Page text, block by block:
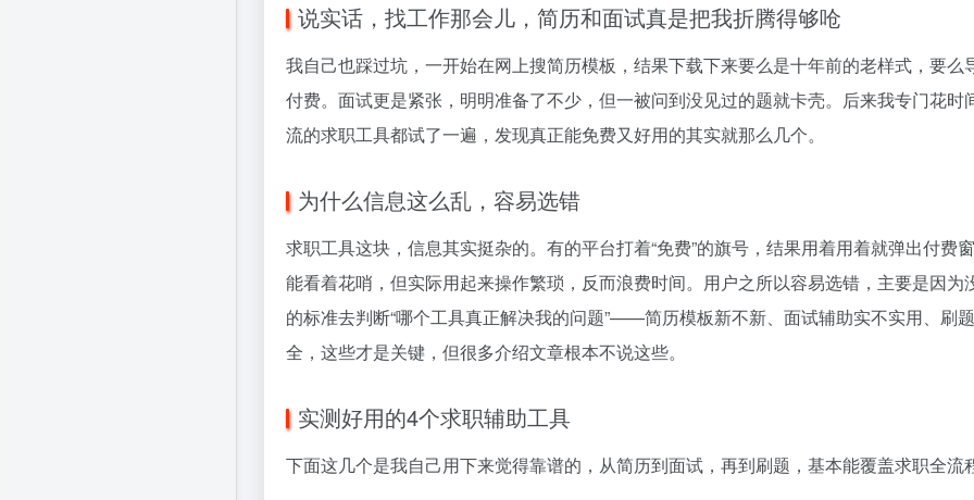
说实话，找工作那会儿，简历和面试真是把我折腾得够呛
我自己也踩过坑，一开始在网上搜简历模板，结果下载下来要么是十年前的老样式，要么
付费。面试更是紧张，明明准备了不少，但一被问到没见过的题就卡壳。后来我专门花时
流的求职工具都试了一遍，发现真正能免费又好用的其实就那么几个。
为什么信息这么乱，容易选错
求职工具这块，信息其实挺杂的。有的平台打着“免费”的旗号，结果用着用着就弹出付费
能看着花哨，但实际用起来操作繁琐，反而浪费时间。用户之所以容易选错，主要是因为
的标准去判断“哪个工具真正解决我的问题”——简历模板新不新、面试辅助实不实用、刷
全，这些才是关键，但很多介绍文章根本不说这些。
实测好用的4个求职辅助工具
下面这几个是我自己用下来觉得靠谱的，从简历到面试，再到刷题，基本能覆盖求职全流